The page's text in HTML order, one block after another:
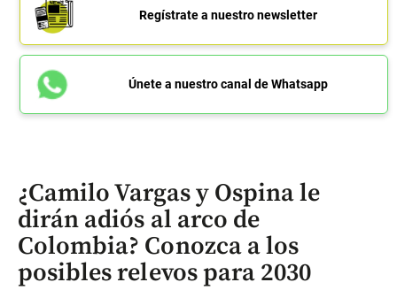
Regístrate a nuestro newsletter
Únete a nuestro canal de Whatsapp
¿Camilo Vargas y Ospina le
dirán adiós al arco de
Colombia? Conozca a los
posibles relevos para 2030